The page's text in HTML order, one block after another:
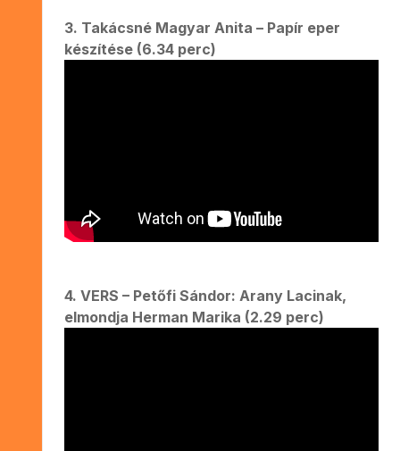
3. Takácsné Magyar Anita – Papír eper
készítése (6.34 perc)
4. VERS – Petőfi Sándor: Arany Lacinak,
elmondja Herman Marika (2.29 perc)